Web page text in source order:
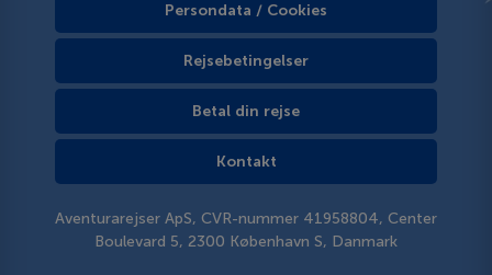
Persondata / Cookies
Rejsebetingelser
Betal din rejse
Kontakt
Aventurarejser ApS, CVR-nummer 41958804, Center
Boulevard 5, 2300 København S, Danmark